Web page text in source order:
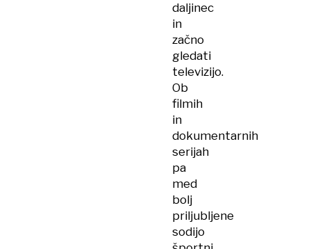
daljinec
in
začno
gledati
televizijo.
Ob
filmih
in
dokumentarnih
serijah
pa
med
bolj
priljubljene
sodijo